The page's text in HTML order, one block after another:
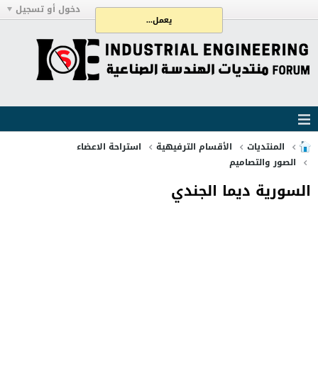
دخول أو تسجيل
المنتديات الأقسام الترفيهية
استراحة الاعضاء
الصور والتصاميم
السورية ديما الجندي
يعمل...